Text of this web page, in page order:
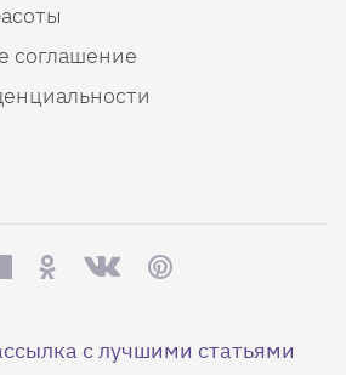
соглашение
с лучшими статьями